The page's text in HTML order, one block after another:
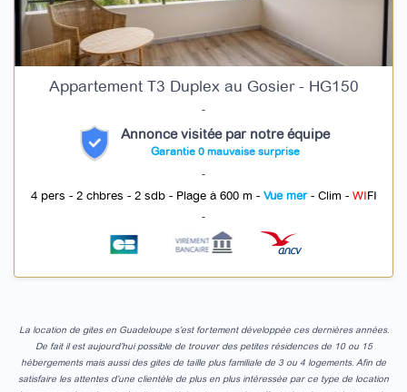
Appartement T3 Duplex au Gosier - HG150
-
Annonce visitée par notre équipe
Garantie 0 mauvaise surprise
-
4 pers - 2 chbres - 2 sdb - Plage à 600 m - Vue mer- Clim - WIFI
-
La location de gites en Guadeloupe s’est fortement développée ces dernières années.
De fait il est aujourd’hui possible de trouver des petites résidences de 10 ou 15
hébergements mais aussi des gites de taille plus familiale de 3 ou 4 logements. Afin de
satisfaire les attentes d’une clientèle de plus en plus intéressée par ce type de location